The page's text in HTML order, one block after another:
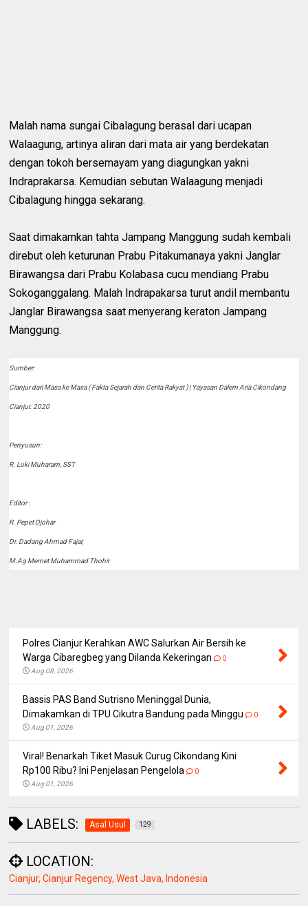
Malah nama sungai Cibalagung berasal dari ucapan
Walaagung, artinya aliran dari mata air yang berdekatan
dengan tokoh bersemayam yang diagungkan yakni
Indraprakarsa. Kemudian sebutan Walaagung menjadi
Cibalagung hingga sekarang.
Saat dimakamkan tahta Jampang Manggung sudah kembali
direbut oleh keturunan Prabu Pitakumanaya yakni Janglar
Birawangsa dari Prabu Kolabasa cucu mendiang Prabu
Sokoganggalang. Malah Indrapakarsa turut andil membantu
Janglar Birawangsa saat menyerang keraton Jampang
Manggung.
Sumber:
Cianjur dari Masa ke Masa ( Fakta Sejarah dan Cerita Rakyat ) | Yayasan Dalem Aria Cikondang
Cianjur. 2020
Penyusun:
R. Luki Muharam, SST
Editor :
R. Pepet Djohar
Dr. Dadang Ahmad Fajar,
M.Ag Memet Muhammad Thohir
Polres Cianjur Kerahkan AWC Salurkan Air Bersih ke
Warga Cibaregbeg yang Dilanda Kekeringan
0
Aug 08, 2026
Bassis PAS Band Sutrisno Meninggal Dunia,
Dimakamkan di TPU Cikutra Bandung pada Minggu
0
Aug 01, 2026
Viral! Benarkah Tiket Masuk Curug Cikondang Kini
Rp100 Ribu? Ini Penjelasan Pengelola
0
Aug 01, 2026
LABELS: Asal Usul 129
LOCATION:
Cianjur, Cianjur Regency, West Java, Indonesia